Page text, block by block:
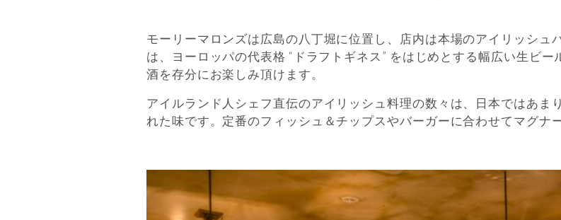
モーリーマロンズは広島の八丁堀に位置し、店内は本場のアイリッシュ
は、ヨーロッパの代表格 “ドラフトギネス” をはじめとする幅広い生ビ
酒を存分にお楽しみ頂けます。
アイルランド人シェフ直伝のアイリッシュ料理の数々は、日本ではあま
れた味です。定番のフィッシュ＆チップスやバーガーに合わせてマグナ